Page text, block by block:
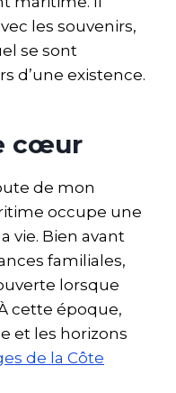
les souvenirs,
se sont
d’une existence.
cœur
de mon
occupe une
vie. Bien avant
familiales,
lorsque
cette époque,
et les horizons
de la Côte